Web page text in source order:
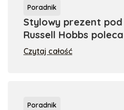
Poradnik
Stylowy prezent pod
Russell Hobbs
Czytaj całość
Poradnik